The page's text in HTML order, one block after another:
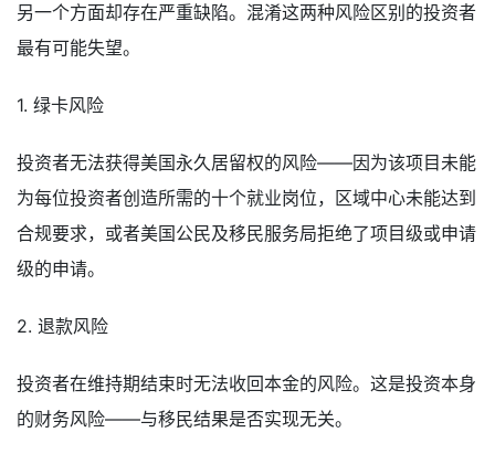
另一个方面却存在严重缺陷。混淆这两种风险区别的投资者
最有可能失望。
1. 绿卡风险
投资者无法获得美国永久居留权的风险——因为该项目未能
为每位投资者创造所需的十个就业岗位，区域中心未能达到
合规要求，或者美国公民及移民服务局拒绝了项目级或申请
级的申请。
2. 退款风险
投资者在维持期结束时无法收回本金的风险。这是投资本身
的财务风险——与移民结果是否实现无关。